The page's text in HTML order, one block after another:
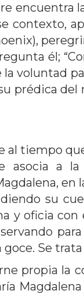
encuentra
contexto,
él;
voluntad
prédica
al tiempo
asocia a
su
y oficia
Se
propia la